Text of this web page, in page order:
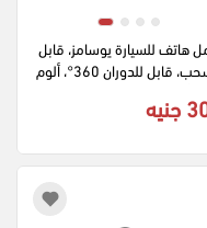
للسحب، قابل للدوران 360°، ألوم